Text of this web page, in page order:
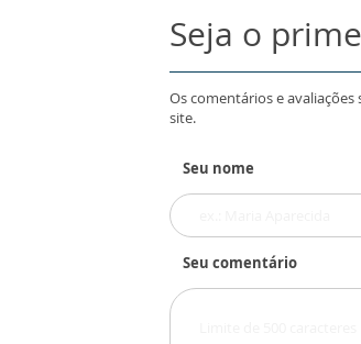
Seja o
Os comentários e
site.
Seu nome
Seu comentário